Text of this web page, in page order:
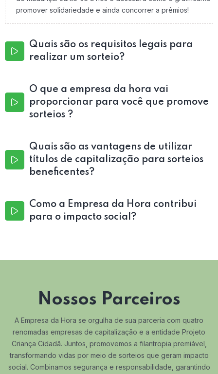
promover solidariedade e ainda concorrer a prêmios!
Quais são os requisitos legais para
realizar um sorteio?
O que a empresa da hora vai
proporcionar para você que promove
sorteios ?
Quais são as vantagens de utilizar
títulos de capitalização para sorteios
beneficentes?
Como a Empresa da Hora contribui
para o impacto social?
Nossos Parceiros
A Empresa da Hora se orgulha de sua parceria com quatro
renomadas empresas de capitalização e a entidade Projeto
Criança Cidadã. Juntos, promovemos a filantropia premiável,
transformando vidas por meio de sorteios que geram impacto
social. Combinamos segurança e responsabilidade, garantindo